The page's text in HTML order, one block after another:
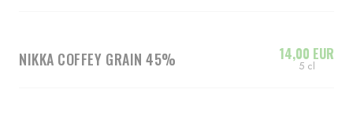
NIKKA COFFEY GRAIN 45% 14,00 EUR
5 cl